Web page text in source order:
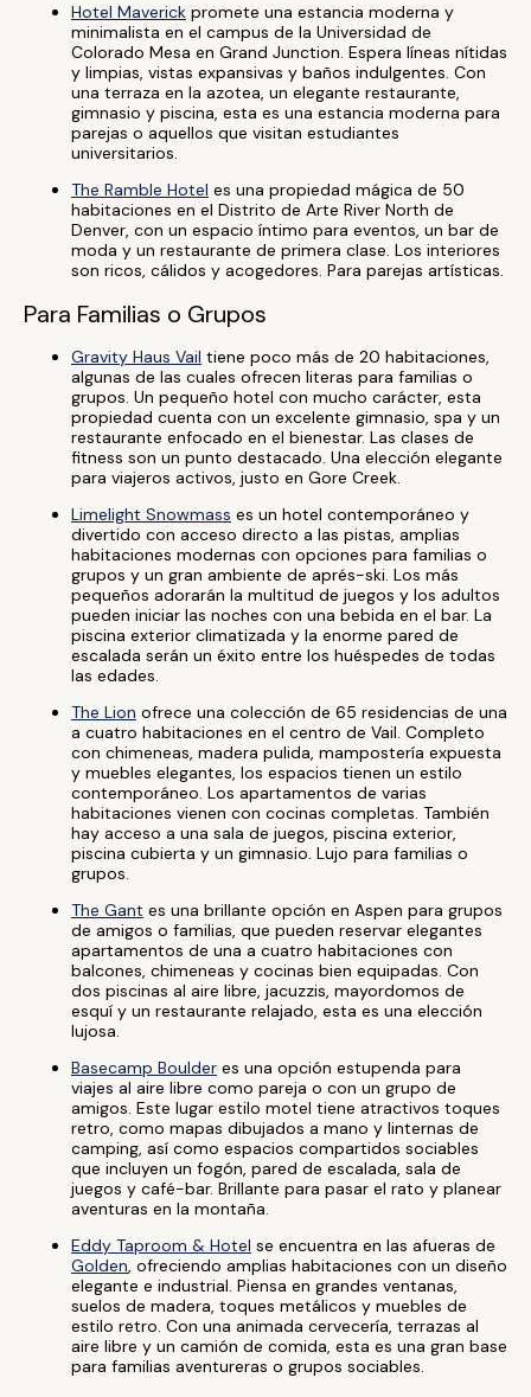
Hotel Maverick promete una estancia moderna y
minimalista en el campus de la Universidad de
Colorado Mesa en Grand Junction. Espera líneas nítidas
y limpias, vistas expansivas y baños indulgentes. Con
una terraza en la azotea, un elegante restaurante,
gimnasio y piscina, esta es una estancia moderna para
parejas o aquellos que visitan estudiantes
universitarios.
The Ramble Hotel es una propiedad mágica de 50
habitaciones en el Distrito de Arte River North de
Denver, con un espacio íntimo para eventos, un bar de
moda y un restaurante de primera clase. Los interiores
son ricos, cálidos y acogedores. Para parejas artísticas.
Para Familias o Grupos
Gravity Haus Vail tiene poco más de 20 habitaciones,
algunas de las cuales ofrecen literas para familias o
grupos. Un pequeño hotel con mucho carácter, esta
propiedad cuenta con un excelente gimnasio, spa y un
restaurante enfocado en el bienestar. Las clases de
fitness son un punto destacado. Una elección elegante
para viajeros activos, justo en Gore Creek.
Limelight Snowmass es un hotel contemporáneo y
divertido con acceso directo a las pistas, amplias
habitaciones modernas con opciones para familias o
grupos y un gran ambiente de aprés-ski. Los más
pequeños adorarán la multitud de juegos y los adultos
pueden iniciar las noches con una bebida en el bar. La
piscina exterior climatizada y la enorme pared de
escalada serán un éxito entre los huéspedes de todas
las edades.
The Lion ofrece una colección de 65 residencias de una
a cuatro habitaciones en el centro de Vail. Completo
con chimeneas, madera pulida, mampostería expuesta
y muebles elegantes, los espacios tienen un estilo
contemporáneo. Los apartamentos de varias
habitaciones vienen con cocinas completas. También
hay acceso a una sala de juegos, piscina exterior,
piscina cubierta y un gimnasio. Lujo para familias o
grupos.
The Gant es una brillante opción en Aspen para grupos
de amigos o familias, que pueden reservar elegantes
apartamentos de una a cuatro habitaciones con
balcones, chimeneas y cocinas bien equipadas. Con
dos piscinas al aire libre, jacuzzis, mayordomos de
esquí y un restaurante relajado, esta es una elección
lujosa.
Basecamp Boulder es una opción estupenda para
viajes al aire libre como pareja o con un grupo de
amigos. Este lugar estilo motel tiene atractivos toques
retro, como mapas dibujados a mano y linternas de
camping, así como espacios compartidos sociables
que incluyen un fogón, pared de escalada, sala de
juegos y café-bar. Brillante para pasar el rato y planear
aventuras en la montaña.
Eddy Taproom & Hotel se encuentra en las afueras de
Golden, ofreciendo amplias habitaciones con un diseño
elegante e industrial. Piensa en grandes ventanas,
suelos de madera, toques metálicos y muebles de
estilo retro. Con una animada cervecería, terrazas al
aire libre y un camión de comida, esta es una gran base
para familias aventureras o grupos sociables.